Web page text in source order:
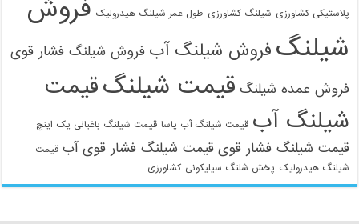
پلاستیکی کشاورزی شیلنگ کشاورزی طول عمر شیلنگ هیدرولیک فروش
شیلنگ فروش شیلنگ آب فروش شیلنگ فشار قوی
فروش عمده شیلنگ قیمت شیلنگقیمت
شیلنگ آب قیمت شیلنگ آب یاسا قیمت شیلنگ باغبانی یک اینچ
قیمت شیلنگ فشار قوی قیمت شیلنگ فشار قوی آب قیمت
شیلنگ هیدرولیک پخش شلنگ سیلیکونی کشاورزی